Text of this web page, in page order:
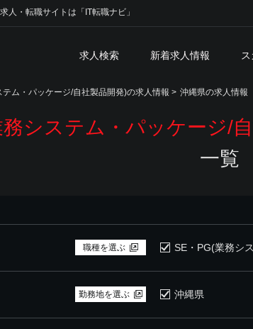
人・転職サイトは「IT転職ナビ」
求人検索 新着求人情報
ム・パッケージ/自社製品開発)の求人情報 > 沖縄県の求人情報
システム・パッケージ/
一覧
職種を選ぶ SE・PG(業務シ
勤務地を選ぶ 沖縄県